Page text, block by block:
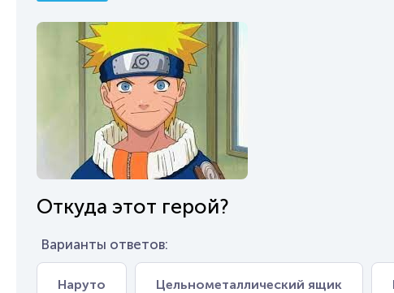
Откуда этот герой?
Варианты ответов:
Наруто Цельнометаллический ящик